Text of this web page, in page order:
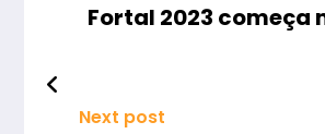
Fortal 2023
Next post